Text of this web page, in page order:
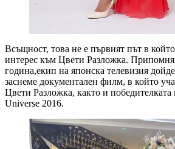
Всъщност, това не е първият път в
интерес към Цвети Разложка.
година,екип на японска телевизия
заснеме документален филм, в който
Цвети Разложка, както и победителката
Universe 2016.